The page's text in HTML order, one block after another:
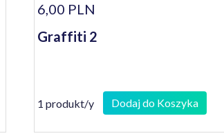
6,00 PLN
Graffiti 2
1 produkt/y Dodaj do Koszyka